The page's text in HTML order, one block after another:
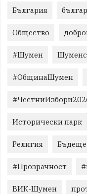
България
Общество
#Шумен
#ОбщинаШумен
Исторически парк
Религия Бъдеще
#Прозрачност
ВИК-Шумен